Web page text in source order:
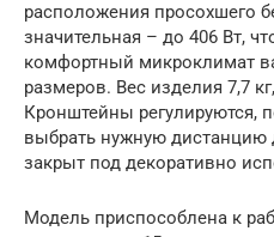
расположения просохшего
значительная – до 406 Вт,
комфортный микроклимат
размеров. Вес изделия 7,7
Кронштейны регулируются,
выбрать нужную дистанцию
закрыт под декоративно
Модель приспособлена к